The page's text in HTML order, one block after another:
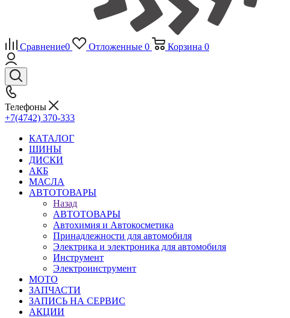
Сравнение0 Отложенные 0 Корзина 0
Телефоны
+7(4742) 370-333
КАТАЛОГ
ШИНЫ
ДИСКИ
АКБ
МАСЛА
АВТОТОВАРЫ
Назад
АВТОТОВАРЫ
Автохимия и Автокосметика
Принадлежности для автомобиля
Электрика и электроника для автомобиля
Инструмент
Электроинструмент
МОТО
ЗАПЧАСТИ
ЗАПИСЬ НА СЕРВИС
АКЦИИ